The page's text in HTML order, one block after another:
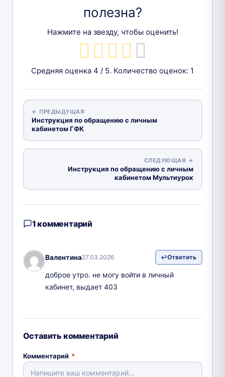
полезна?
Нажмите на звезду, чтобы оценить!
Средняя оценка 4 / 5. Количество оценок: 1
← ПРЕДЫДУЩАЯ
Инструкция по обращению с личным
кабинетом ГФК
СЛЕДУЮЩАЯ →
Инструкция по обращению с личным
кабинетом Мультиурок
1 комментарий
Валентина27.03.2026 Ответить
доброе утро. не могу войти в личный
кабинет, выдает 403
Оставить комментарий
Комментарий *